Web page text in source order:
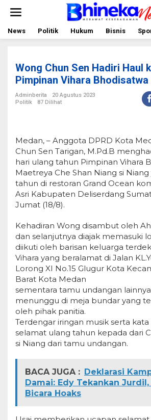
News Politik Hukum Bisnis
Wong Chun Sen Hadiri Haul
Pimpinan Vihara
Adminberita
20 Agustus 2023
Politik
87 Dilihat
Medan, – Anggota DPRD Kota
Chun Sen Tarigan, M.Pd.B
hari ulang tahun Pimpinan Vihara
Maetreya Che Shan Niang si
tahun di restoran Grand Ocean
Asri Kabupaten Deliserdang
Jumat (18/8).
Kehadiran Wong disambut oleh
dan selanjutnya diajak memasuki
diikuti oleh barisan keluarga
Vihara yang beralamat di Jalan
Lorong XI No.15 Glugur Kota
Barat Kota Medan
sementara tamu undangan
menunggu di meja bundar yang
oleh pihak panitia.
Terdengar iringan musik serta
selamat ulang tahun kepada dari
si Niang dari tamu undangan.
BACA JUGA : Deklarasi
Damai: Edy Tekankan
Bicara Hoaks